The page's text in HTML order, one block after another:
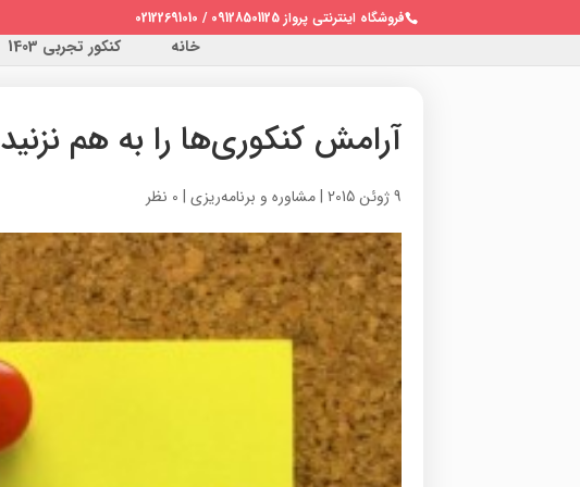
فروشگاه اینترنتی پرواز 09128501125 / 02122691010
خانه کنکور تجربی 1403
آرامش کنکوری‌ها را به هم نزنید
9 ژوئن 2015 |مشاوره و برنامه‌ریزی | 0 نظر